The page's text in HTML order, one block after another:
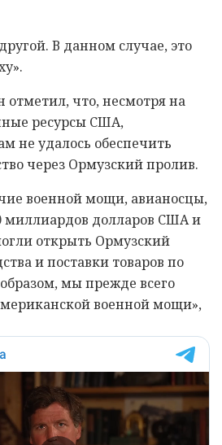
В данном случае, это
отметил, что, несмотря на
ресурсы США,
не удалось обеспечить
через Ормузский пролив.
военной мощи, авианосцы,
миллиардов долларов США и
открыть Ормузский
и поставки товаров по
мы прежде всего
военной мощи»,